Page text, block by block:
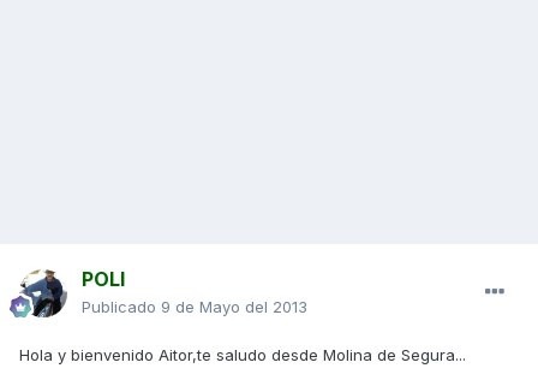
POLI
Publicado 9 de Mayo del 2013
Hola y bienvenido Aitor,te saludo desde Molina de Segura...